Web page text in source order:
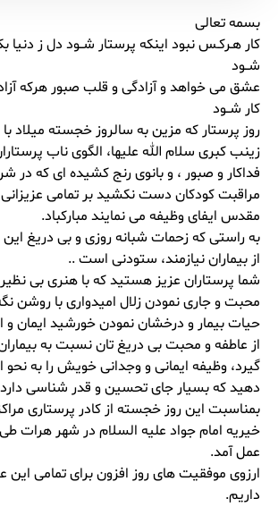
بسمه تعالی
کار هـرکـس نبود اینکه پرستار شــود دل ز دنیا
شــود
عشق می خواهد و آزادگی و قلب صبور هرکه
کار شــود
روز پرستار که مزین به سالروز خجسته
زینب کبری سلام الله علیها، الگوی ناب
فداکار و صبور ، و بانوی رنج کشیده ای که در
مراقبت کودکان دست نکشید بر تمامی
مقدس ایفای وظیفه می نمایند مبارکباد.
به راستی که زحمات شبانه روزی و بی دریغ این
از بیماران نیازمند، ستودنی است ..
شما پرستاران عزیز هستید که با هنری بی
محبت و جاری نمودن زلال امیدواری با روشن
حیات بیمار و درخشان نمودن خورشید ایمان و
از عاطفه و محبت بی دریغ تان نسبت به
گیرد، وظیفه ایمانی و وجدانی خویش را به
دهید که بسیار جای تحسین و قدر شناسی
بمناسبت این روز خجسته از کادر پرستاری
خیریه امام جواد علیه السلام در شهر هرات
عمل آمد.
ارزوی موفقیت های روز افزون برای تمامی
داریم.